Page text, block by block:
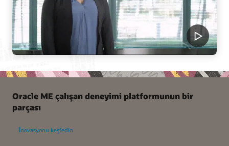
Oracle ME çalışan deneyimi platformunun bir
parçası
İnovasyonu keşfedin